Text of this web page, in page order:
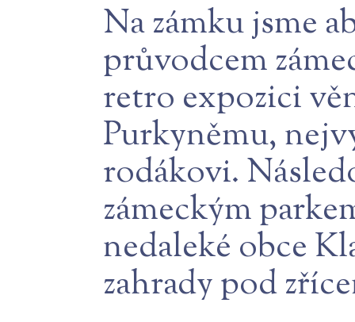
Na zámku jsme
průvodcem
retro expozici
Purkyněmu,
rodákovi.
zámeckým
nedaleké obce
zahrady pod